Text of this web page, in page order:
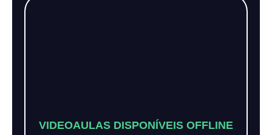
VIDEOAULAS DISPONÍVEIS OFFLINE